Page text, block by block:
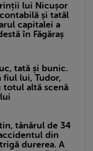
lui Nicușor
și tatăl
capitalei a
în Făgăraș
tată și bunic.
fiul lui, Tudor,
totul altă scenă
tânărul de 34
din
durerea. A